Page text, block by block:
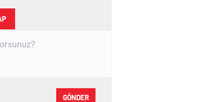
GÖNDER